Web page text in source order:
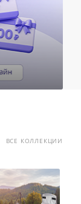
ВСЕ КОЛЛЕКЦИИ